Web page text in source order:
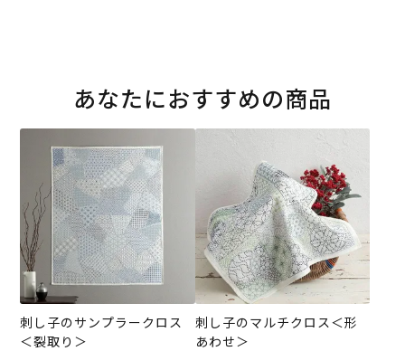
あなたにおすすめの商品
刺し子のサンプラークロス
＜裂取り＞
刺し子のマルチクロス＜形
あわせ＞